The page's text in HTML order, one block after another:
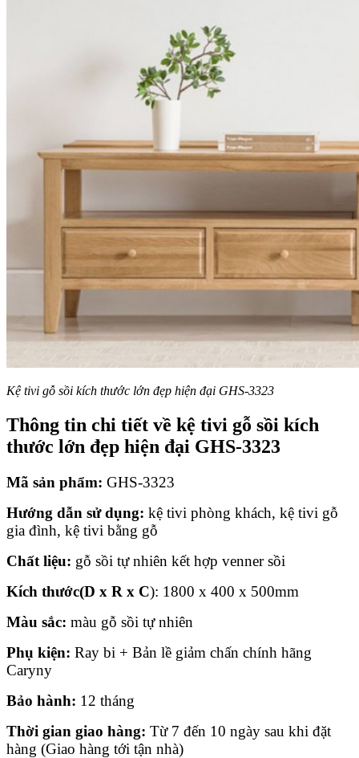
Kệ tivi gỗ sồi kích thước lớn đẹp hiện đại GHS-3323
Thông tin chi tiết về kệ tivi gỗ sồi kích
thước lớn đẹp hiện đại GHS-3323
Mã sản phẩm: GHS-3323
Hướng dẫn sử dụng: kệ tivi phòng khách, kệ tivi gỗ
gia đình, kệ tivi bằng gỗ
Chất liệu: gỗ sồi tự nhiên kết hợp venner sồi
Kích thước(D x R x C): 1800 x 400 x 500mm
Màu sắc: màu gỗ sồi tự nhiên
Phụ kiện: Ray bi + Bản lề giảm chấn chính hãng
Caryny
Bảo hành: 12 tháng
Thời gian giao hàng: Từ 7 đến 10 ngày sau khi đặt
hàng (Giao hàng tới tận nhà)